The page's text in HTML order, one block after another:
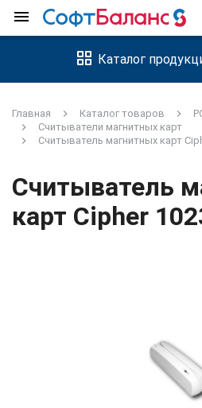
menu
Каталог
Главная Каталог товаров
Считыватели магнитных карт
Считыватель магнитных карт
Считыватель
карт Cipher